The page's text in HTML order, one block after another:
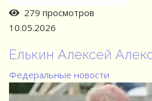
279 просмотров
10.05.2026
Елькин Алексей
Федеральные новости